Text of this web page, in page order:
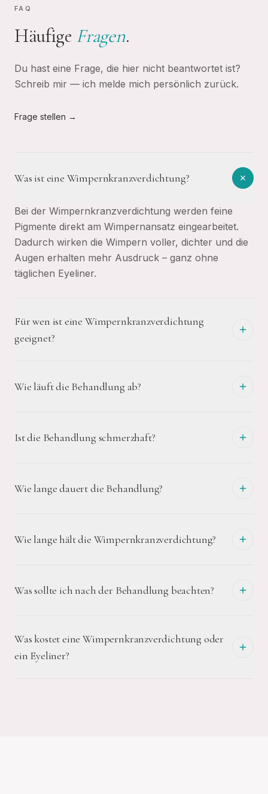
FAQ
Häufige Fragen.
Du hast eine Frage, die hier nicht beantwortet ist?
Schreib mir — ich melde mich persönlich zurück.
Frage stellen →
Was ist eine Wimpernkranzverdichtung?
Bei der Wimpernkranzverdichtung werden feine
Pigmente direkt am Wimpernansatz eingearbeitet.
Dadurch wirken die Wimpern voller, dichter und die
Augen erhalten mehr Ausdruck – ganz ohne
täglichen Eyeliner.
Für wen ist eine Wimpernkranzverdichtung
geeignet?
Wie läuft die Behandlung ab?
Ist die Behandlung schmerzhaft?
Wie lange dauert die Behandlung?
Wie lange hält die Wimpernkranzverdichtung?
Was sollte ich nach der Behandlung beachten?
Was kostet eine Wimpernkranzverdichtung oder
ein Eyeliner?